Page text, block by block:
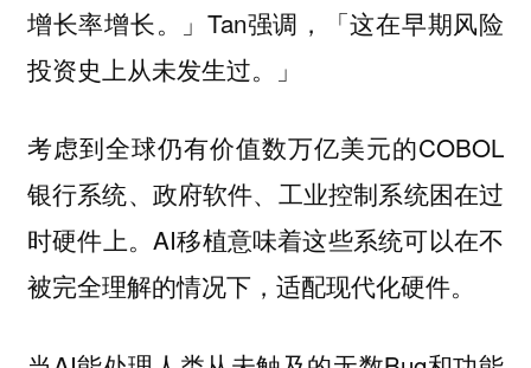
增长率增长。」Tan强调，「这在早期风险
投资史上从未发生过。」
考虑到全球仍有价值数万亿美元的COBOL
银行系统、政府软件、工业控制系统困在过
时硬件上。AI移植意味着这些系统可以在不
被完全理解的情况下，适配现代化硬件。